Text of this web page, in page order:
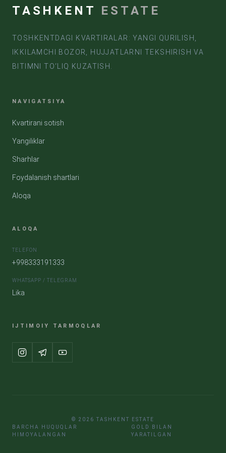
nufuzli ko'chmas mulk, qulaylik va eksklyuziv hayot darajasini
TASHKENT ESTATE
TOSHKENTDAGI KVARTIRALAR: YANGI QURILISH,
IKKILAMCHI BOZOR, HUJJATLARNI TEKSHIRISH VA
BITIMNI TO‘LIQ KUZATISH.
NAVIGATSIYA
Kvartirani sotish
Yangiliklar
Sharhlar
Foydalanish shartlari
Aloqa
ALOQA
TELEFON
+998333191333
WHATSAPP / TELEGRAM
Lika
IJTIMOIY TARMOQLAR
© 2026 TASHKENT ESTATE
BARCHA HUQUQLAR
HIMOYALANGAN
GOLD BILAN
YARATILGAN